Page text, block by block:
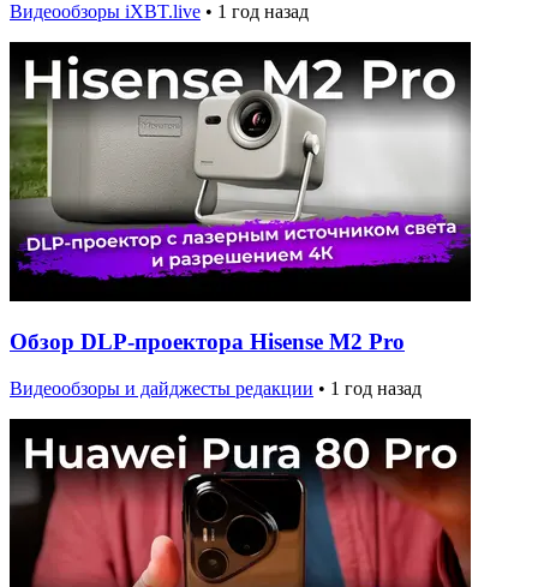
Видеообзоры iXBT.live • 1 год назад
Обзор DLP-проектора Hisense M2 Pro
Видеообзоры и дайджесты редакции • 1 год назад